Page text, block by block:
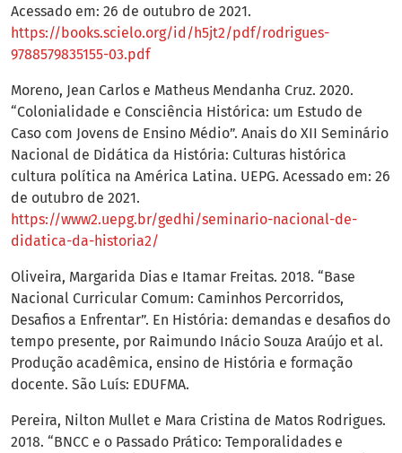
Acessado em: 26 de outubro de 2021.
https://books.scielo.org/id/h5jt2/pdf/rodrigues-
9788579835155-03.pdf
Moreno, Jean Carlos e Matheus Mendanha Cruz. 2020.
“Colonialidade e Consciência Histórica: um Estudo de
Caso com Jovens de Ensino Médio”. Anais do XII Seminário
Nacional de Didática da História: Culturas histórica
cultura política na América Latina. UEPG. Acessado em: 26
de outubro de 2021.
https://www2.uepg.br/gedhi/seminario-nacional-de-
didatica-da-historia2/
Oliveira, Margarida Dias e Itamar Freitas. 2018. “Base
Nacional Curricular Comum: Caminhos Percorridos,
Desafios a Enfrentar”. En História: demandas e desafios do
tempo presente, por Raimundo Inácio Souza Araújo et al.
Produção acadêmica, ensino de História e formação
docente. São Luís: EDUFMA.
Pereira, Nilton Mullet e Mara Cristina de Matos Rodrigues.
2018. “BNCC e o Passado Prático: Temporalidades e